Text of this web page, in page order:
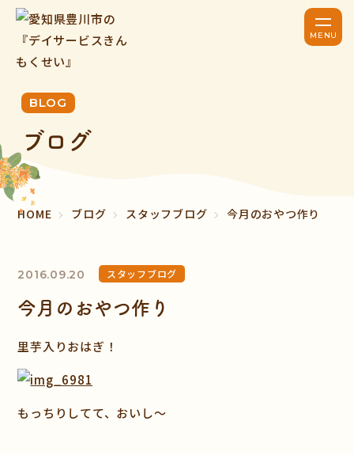
BLOG
ブログ
HOME ブログ スタッフブログ 今月のおやつ作り
2016.09.20 スタッフブログ
今月のおやつ作り
里芋入りおはぎ！
もっちりしてて、おいし～